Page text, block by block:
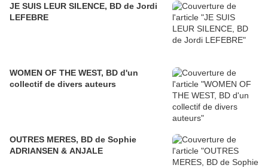
JE SUIS LEUR SILENCE, BD de Jordi
LEFEBRE
WOMEN OF THE WEST, BD d'un
collectif de divers auteurs
OUTRES MERES, BD de Sophie
ADRIANSEN & ANJALE